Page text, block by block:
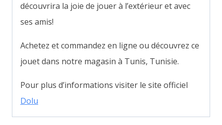
découvrira la joie de jouer à l’extérieur et avec
ses amis!
Achetez et commandez en ligne ou découvrez ce
jouet dans notre magasin à Tunis, Tunisie.
Pour plus d’informations visiter le site officiel
Dolu